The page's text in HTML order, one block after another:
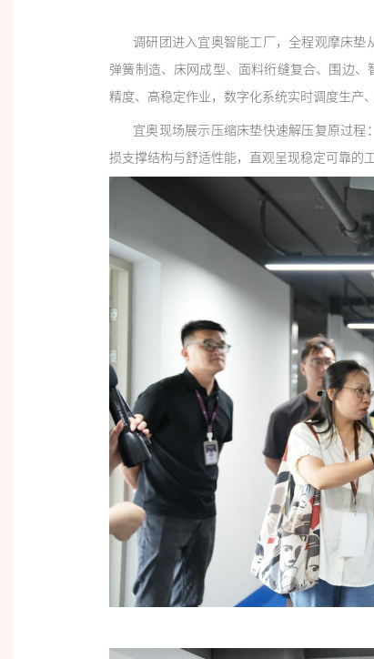
调研团进入宜奥智能工厂，全程观摩床垫
弹簧制造、床网成型、面料绗缝复合、围边
精度、高稳定作业，数字化系统实时调度生产
宜奥现场展示压缩床垫快速解压复原过程
损支撑结构与舒适性能，直观呈现稳定可靠的